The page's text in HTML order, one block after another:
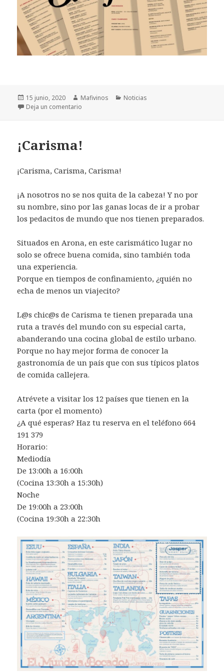
Publicado
el
15 junio, 2020 Autor
Mafivinos Categorías
Noticias
Deja un comentario
¡Carisma!
¡Carisma, Carisma, Carisma!
¡A nosotros no se nos quita de la cabeza! Y no por
su nombre, sino por las ganas locas de ir a probar
los pedacitos de mundo que nos tienen preparados.
Situados en Arona, en este carismático lugar no
solo se ofrece buena comida, sino también toda
una experiencia.
Porque en tiempos de confinamiento, ¿quién no
echa de menos un viajecito?
L@s chic@s de Carisma te tienen preparada una
ruta a través del mundo con su especial carta,
abanderando una cocina global de estilo urbano.
Porque no hay mejor forma de conocer la
gastronomía de un país que con sus típicos platos
de comida callejera.
Atrévete a visitar los 12 países que tienen en la
carta (por el momento)
¿A qué esperas? Haz tu reserva en el teléfono 664
191 379
Horario:
Mediodía⁣
De 13:00h a 16:00h⁣
(Cocina 13:30h a 15:30h)⁣
⁣Noche⁣
De 19:00h a 23:00h⁣
(Cocina 19:30h a 22:30h